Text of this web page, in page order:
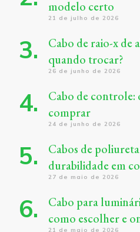
modelo certo
21 de julho de 2026
Cabo de raio-x de
quando trocar?
26 de junho de 2026
Cabo de controle:
comprar
24 de junho de 2026
Cabos de
durabilidade em
27 de maio de 2026
Cabo para
como escolher e
21 de maio de 2026